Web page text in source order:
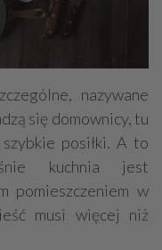
nazywane
się domownicy, tu
posiłki. A to
kuchnia jest
pomieszczeniem w
musi więcej niż